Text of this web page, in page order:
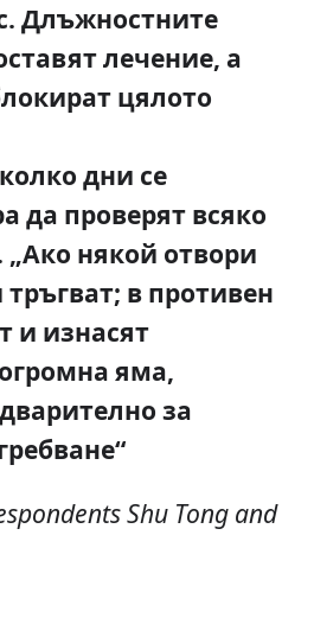
Длъжностните
лечение, а
цялото
дни се
да проверят всяко
някой отвори
тръгват; в противен
и изнасят
яма,
за
Shu Tong and